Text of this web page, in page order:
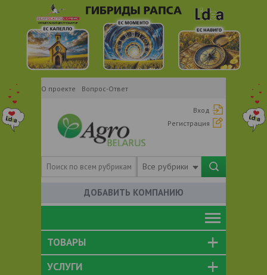
О проекте Вопрос-Ответ
Вход
Регистрация
Все рубрики
ДОБАВИТЬ КОМПАНИЮ
ТОВАРЫ
УСЛУГИ